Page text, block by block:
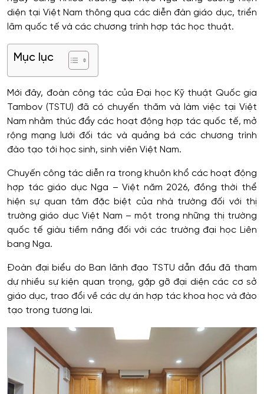
diện tại Việt Nam thông qua các diễn đàn giáo dục, triển
lãm quốc tế và các chương trình hợp tác học thuật.
Mục lục
Mới đây, đoàn công tác của Đại học Kỹ thuật Quốc gia
Tambov (TSTU) đã có chuyến thăm và làm việc tại Việt
Nam nhằm thúc đẩy các hoạt động hợp tác quốc tế, mở
rộng mạng lưới đối tác và quảng bá các chương trình
đào tạo tới học sinh, sinh viên Việt Nam.
Chuyến công tác diễn ra trong khuôn khổ các hoạt động
hợp tác giáo dục Nga – Việt năm 2026, đồng thời thể
hiện sự quan tâm đặc biệt của nhà trường đối với thị
trường giáo dục Việt Nam – một trong những thị trường
quốc tế giàu tiềm năng đối với các trường đại học Liên
bang Nga.
Đoàn đại biểu do Ban lãnh đạo TSTU dẫn đầu đã tham
dự nhiều sự kiện quan trọng, gặp gỡ đại diện các cơ sở
giáo dục, trao đổi về các dự án hợp tác khoa học và đào
tạo trong tương lai.